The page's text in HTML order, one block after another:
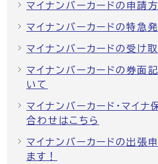
マイナンバーカードの申請
マイナンバーカードの特急
マイナンバーカードの受け
マイナンバーカードの券面
いて
マイナンバーカード・マイ
合わせはこちら
マイナンバーカードの出張
ます！